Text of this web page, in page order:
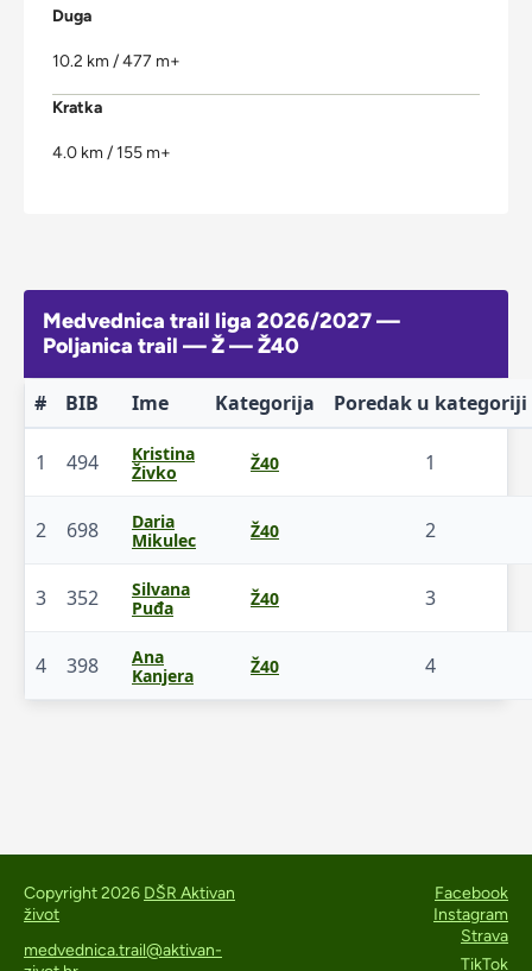
Duga
10.2 km / 477 m+
Kratka
4.0 km / 155 m+
Medvednica trail liga 2026/2027 —
Poljanica trail — Ž — Ž40
# BIB Ime Kategorija Poredak u kategoriji
1 494
Kristina
Živko
Ž40 1
2 698
Daria
Mikulec
Ž40 2
3 352
Silvana
Puđa
Ž40 3
4 398
Ana
Kanjera
Ž40 4
Copyright 2026 DŠR Aktivan
život
medvednica.trail@aktivan-
Facebook
Instagram
Strava
TikTok